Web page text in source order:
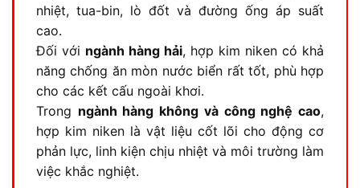
nhiệt, tua-bin, lò đốt và đường ống áp suất
cao.
Đối với ngành hàng hải, hợp kim niken có khả
năng chống ăn mòn nước biển rất tốt, phù hợp
cho các kết cấu ngoài khơi.
Trong ngành hàng không và công nghệ cao,
hợp kim niken là vật liệu cốt lõi cho động cơ
phản lực, linh kiện chịu nhiệt và môi trường làm
việc khắc nghiệt.